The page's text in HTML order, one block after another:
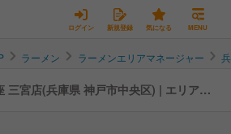
ログイン 新規登録 気になる MENU
ラーメン ラーメンエリアマネージャー
三宮店(兵庫県 神戸市中央区) | エリアマ